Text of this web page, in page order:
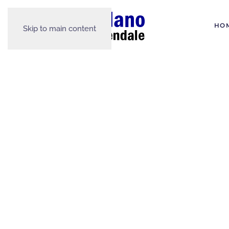
Skip to main content